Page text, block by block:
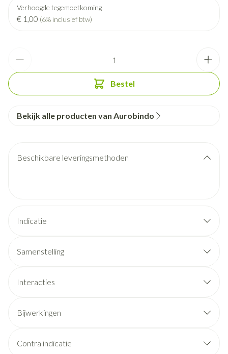
Verhoogde tegemoetkoming
€ 1,00 (6% inclusief btw)
Bestel
Bekijk alle producten van Aurobindo
Beschikbare leveringsmethoden
Indicatie
tandpijn.
Koorts.
Samenstelling
Interacties
Bijwerkingen
Contra indicatie